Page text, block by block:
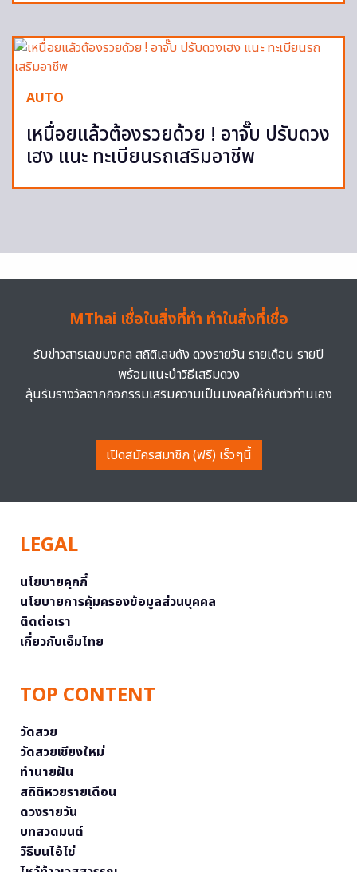
AUTO
เหนื่อยแล้วต้องรวยด้วย ! อาจั๊บ ปรับดวง
เฮง แนะ ทะเบียนรถเสริมอาชีพ
MThai เชื่อในสิ่งที่ทำ ทำในสิ่งที่เชื่อ
รับข่าวสารเลขมงคล สถิติเลขดัง ดวงรายวัน รายเดือน รายปี
พร้อมแนะนำวิธีเสริมดวง
ลุ้นรับรางวัลจากกิจกรรมเสริมความเป็นมงคลให้กับตัวท่านเอง
เปิดสมัครสมาชิก (ฟรี) เร็วๆนี้
LEGAL
นโยบายคุกกี้
นโยบายการคุ้มครองข้อมูลส่วนบุคคล
ติดต่อเรา
เกี่ยวกับเอ็มไทย
TOP CONTENT
วัดสวย
วัดสวยเชียงใหม่
ทำนายฝัน
สถิติหวยรายเดือน
ดวงรายวัน
บทสวดมนต์
วิธีบนไอ้ไข่